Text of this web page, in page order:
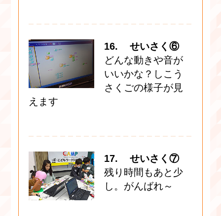
16. せいさく⑥
どんな動きや音が
いいかな？しこう
さくごの様子が見
えます
17. せいさく⑦
残り時間もあと少
し。がんばれ～